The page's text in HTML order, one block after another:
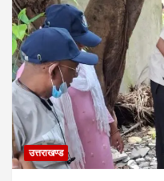
उत्तराखण्ड